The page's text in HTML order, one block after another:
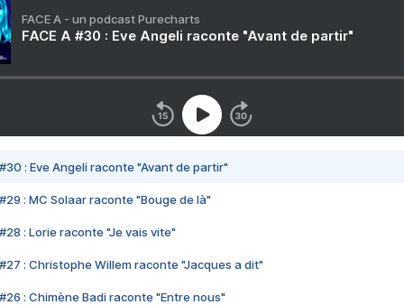
FACE A - un podcast Purecharts
FACE A #30 : Eve Angeli raconte "Avant de partir"
#30 : Eve Angeli raconte "Avant de partir"
#29 : MC Solaar raconte "Bouge de là"
#28 : Lorie raconte "Je vais vite"
#27 : Christophe Willem raconte "Jacques a dit"
#26 : Chimène Badi raconte "Entre nous"